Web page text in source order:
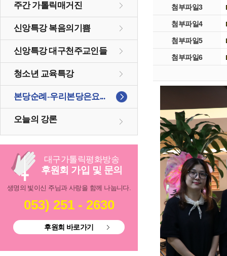
주간 가톨릭매거진
신앙특강 복음의기쁨
신앙특강 대구천주교인들
청소년 교육특강
본당순례-우리본당은요...
오늘의 강론
대구가톨릭평화방송
후원회 가입 및 문의
생명의 빛이신 주님과 사랑을 함께 나눕니다.
053) 251 - 2630
후원회 바로가기
첨부파일3
첨부파일4
첨부파일5
첨부파일6